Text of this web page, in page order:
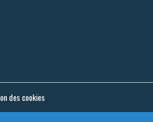
des cookies